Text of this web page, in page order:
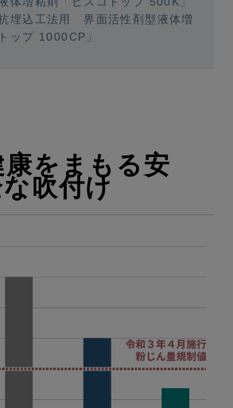
埋込工法用 界面活性剤型液体増
ップ 1000CP」
康をまもる安
吹付け